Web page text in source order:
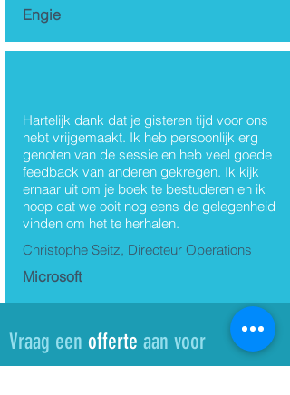
Engie
Hartelijk dank dat je gisteren tijd voor ons
hebt vrijgemaakt. Ik heb persoonlijk erg
genoten van de sessie en heb veel goede
feedback van anderen gekregen. Ik kijk
ernaar uit om je boek te bestuderen en ik
hoop dat we ooit nog eens de gelegenheid
vinden om het te herhalen.
Christophe Seitz, Directeur Operations
Microsoft
Vraag een offerte aan voor